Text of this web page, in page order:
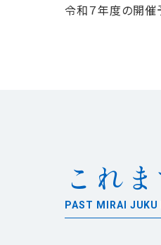
令和７年度の開催
これ
PAST MIRAI JUKU